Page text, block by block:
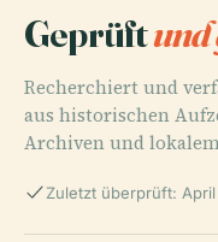
Geprüftund
Recherchiert und
aus historischen
Archiven und
Zuletzt überprüft: